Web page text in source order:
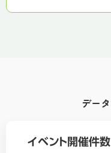
デー
イベント開催件数